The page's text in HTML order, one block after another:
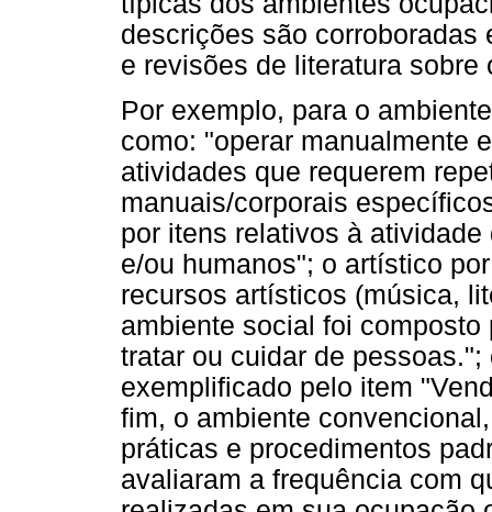
descrições são corroboradas
e revisões de literatura
Por exemplo, para o
como: "operar manualmente
atividades que requerem
manuais/corporais
por itens relativos à
e/ou humanos"; o artístico
recursos artísticos (música,
ambiente social foi
tratar ou cuidar de
exemplificado pelo item
fim, o ambiente
práticas e procedimentos
avaliaram a frequência com